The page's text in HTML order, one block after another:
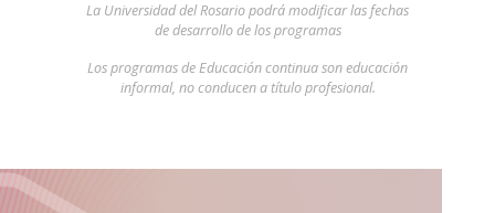
La Universidad del Rosario podrá modificar las fechas
de desarrollo de los programas
Los programas de Educación continua son educación
informal, no conducen a título profesional.